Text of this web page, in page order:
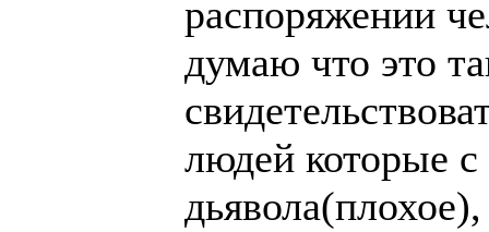
распоряжении
думаю что это
людей которые